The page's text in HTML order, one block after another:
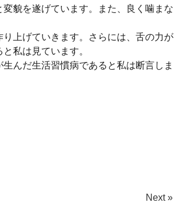
貌を遂げています。また、良く噛まな
上げていきます。さらには、舌の力が
私は見ています。
んだ生活習慣病であると私は断言しま
Next »